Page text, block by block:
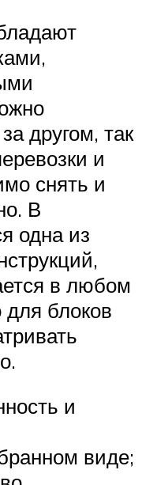
другом, так
и
снять и
В
одна из
в любом
для блоков
и
виде;